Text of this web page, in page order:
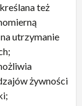
też
utrzymanie
żywności